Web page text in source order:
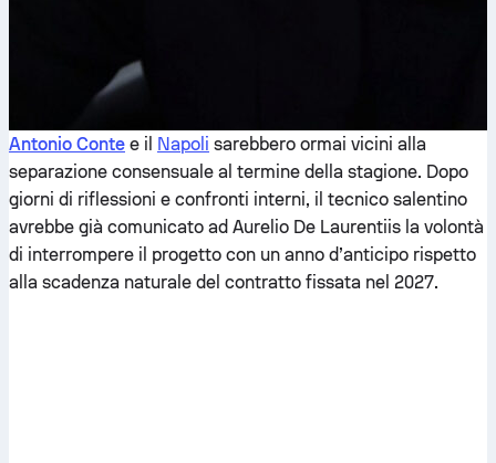
Antonio Conte e il Napoli sarebbero ormai vicini alla
separazione consensuale al termine della stagione. Dopo
giorni di riflessioni e confronti interni, il tecnico salentino
avrebbe già comunicato ad Aurelio De Laurentiis la volontà
di interrompere il progetto con un anno d’anticipo rispetto
alla scadenza naturale del contratto fissata nel 2027.